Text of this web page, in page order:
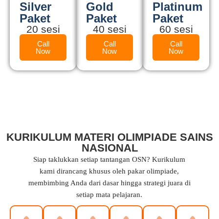
Silver
Paket
20 sesi
Call
Now
Gold
Paket
40 sesi
Call
Now
Platinum
Paket
60 sesi
Call
Now
KURIKULUM MATERI OLIMPIADE SAINS
NASIONAL
Siap taklukkan setiap tantangan OSN? Kurikulum
kami dirancang khusus oleh pakar olimpiade,
membimbing Anda dari dasar hingga strategi juara di
setiap mata pelajaran.